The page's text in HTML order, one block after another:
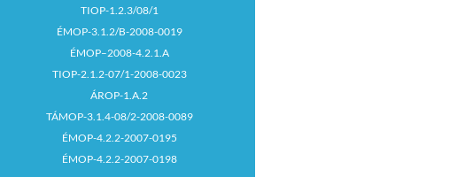
TIOP-1.2.3/08/1
ÉMOP-3.1.2/B-2008-0019
ÉMOP–2008-4.2.1.A
TIOP-2.1.2-07/1-2008-0023
ÁROP-1.A.2
TÁMOP-3.1.4-08/2-2008-0089
ÉMOP-4.2.2-2007-0195
ÉMOP-4.2.2-2007-0198